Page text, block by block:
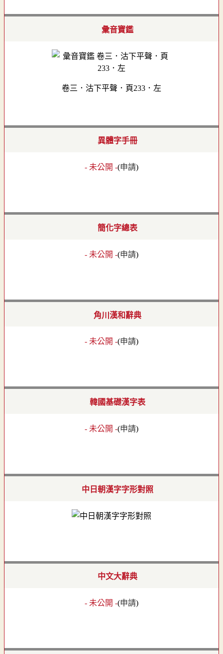
彙音寶鑑
卷三．沽下平聲．頁233．左
異體字手冊
- 未公開 -(申請)
簡化字總表
- 未公開 -(申請)
角川漢和辭典
- 未公開 -(申請)
韓國基礎漢字表
- 未公開 -(申請)
中日朝漢字字形對照
中文大辭典
- 未公開 -(申請)